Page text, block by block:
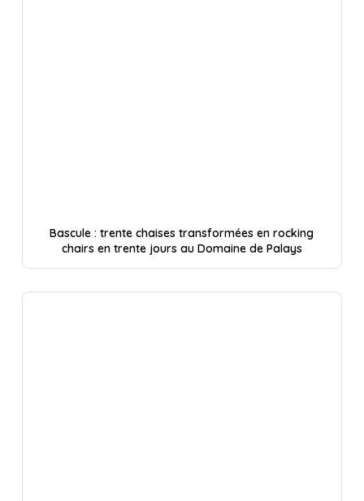
Bascule : trente chaises transformées en rocking
chairs en trente jours au Domaine de Palays